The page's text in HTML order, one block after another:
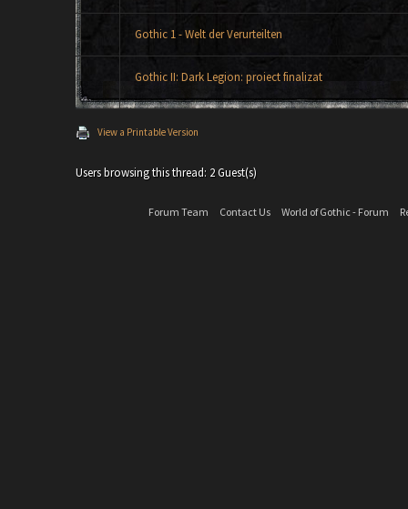
Gothic 1 - Welt der Verurteilten
Gothic II: Dark Legion: proiect finalizat
View a Printable Version
Users browsing this thread: 2 Guest(s)
Forum Team Contact Us World of Gothic - Forum